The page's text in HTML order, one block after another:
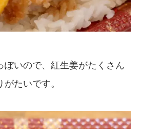
ぽいので、紅生姜がたくさん
たいです。